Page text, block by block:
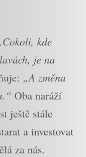
kde
je na
„A změna
Oba naráží
ještě stále
a investovat
za nás.